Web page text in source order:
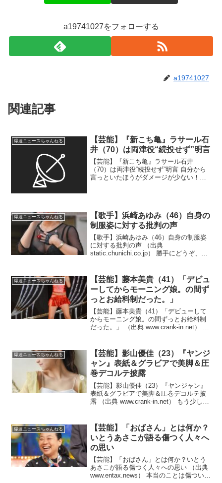
a19741027をフォローする
a19741027
関連記事
爆速ニュースちゃんねる
【芸能】『新こち亀』ラサール石
井（70）は両津役“続投せず”明言
【芸能】『新こち亀』ラサール石井
（70）は両津役“続投せず”明言 自分から
言っといたほうがダメージが少ない！？
爆速ニュースちゃんねる
【歌手】浜崎あゆみ（46）自身の
制服姿に対する批判の声
【歌手】浜崎あゆみ（46）自身の制服姿
に対する批判の声 （出典
static.chunichi.co.jp） 勝手にどうぞ、コ
自身の制服姿に対する批判の声に「その
歳で...
爆速ニュースちゃんねる
【芸能】藤本美貴（41）「デビュ
ーしてからモーニング娘。の間ず
っとお給料制だった。」
【芸能】藤本美貴（41）「デビューして
からモーニング娘。の間ずっとお給料制
だった。」 （出典 www.crank-in.net） 結
ずっとお給料制だった。初任給は18万...
爆速ニュースちゃんねる
【芸能】影山優佳（23）『ヤンジ
ャン』表紙＆グラビアで美脚＆圧
巻デコルテ披露
【芸能】影山優佳（23）『ヤンジャン』
表紙＆グラビアで美脚＆圧巻デコルテ披
露 （出典 www.crank-in.net） もう少し露
ン』表紙&グラビアで“品格と色気...
爆速ニュースちゃんねる
【芸能】「おばさん」とは何か？
いとうあさこが語る傷つく人々へ
の思い
【芸能】「おばさん」とは何か？いとう
あさこが語る傷つく人々への思い （出典
www.entax.news） 本当のことは傷ついち